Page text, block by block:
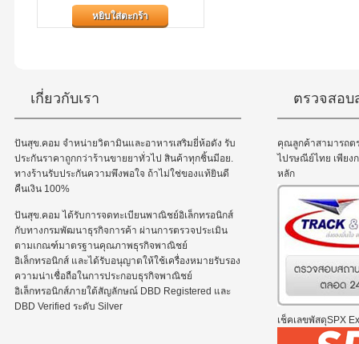
อาหาร วิตามินซี...
หยิบใส่ตะกร้า
เกี่ยวกับเรา
ปันสุข.คอม จำหน่ายวิตามินและอาหารเสริมยี่ห้อดัง รับ
ประกันราคาถูกกว่าร้านขายยาทั่วไป สินค้าทุกชิ้นมีอย.
ทางร้านรับประกันความพึงพอใจ ถ้าไม่ใช่ของแท้ยินดี
คืนเงิน 100%
ปันสุข.คอม ได้รับการจดทะเบียนพาณิชย์อิเล็กทรอนิกส์
กับทางกรมพัฒนาธุรกิจการค้า ผ่านการตรวจประเมิน
ตามเกณฑ์มาตรฐานคุณภาพธุรกิจพาณิชย์
อิเล็กทรอนิกส์ และได้รับอนุญาตให้ใช้เครื่องหมายรับรอง
ความน่าเชื่อถือในการประกอบธุรกิจพาณิชย์
อิเล็กทรอนิกส์ภายใต้สัญลักษณ์ DBD Registered และ
DBD Verified ระดับ Silver
ตรวจสอ
คุณลูกค้าสามารถต
ไปรษณีย์ไทย เพียง
หลัก
เช็คเลขพัสดุSPX